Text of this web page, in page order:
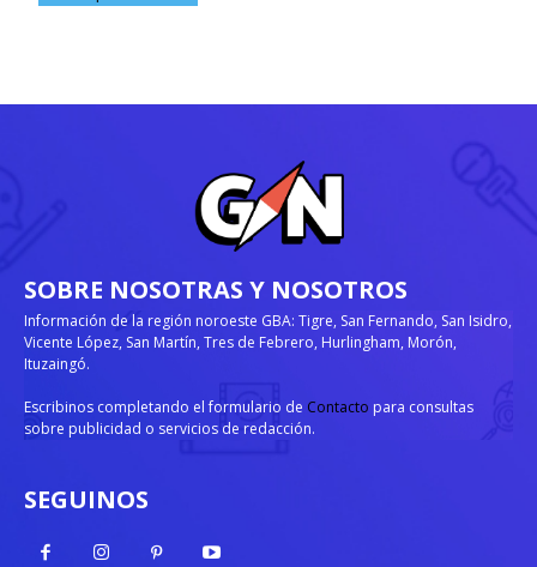
SOBRE NOSOTRAS Y NOSOTROS
Información de la región noroeste GBA: Tigre, San Fernando, San Isidro,
Vicente López, San Martín, Tres de Febrero, Hurlingham, Morón,
Ituzaingó.
Escribinos completando el formulario de Contacto para consultas
sobre publicidad o servicios de redacción.
SEGUINOS